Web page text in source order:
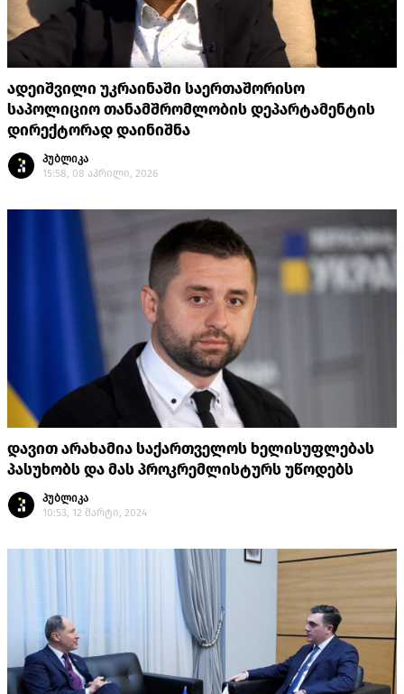
ადეიშვილი უკრაინაში საერთაშორისო
საპოლიციო თანამშრომლობის დეპარტამენტის
დირექტორად დაინიშნა
პუბლიკა
15:58, 08 აპრილი, 2026
დავით არახამია საქართველოს ხელისუფლებას
პასუხობს და მას პროკრემლისტურს უწოდებს
პუბლიკა
10:53, 12 მარტი, 2024